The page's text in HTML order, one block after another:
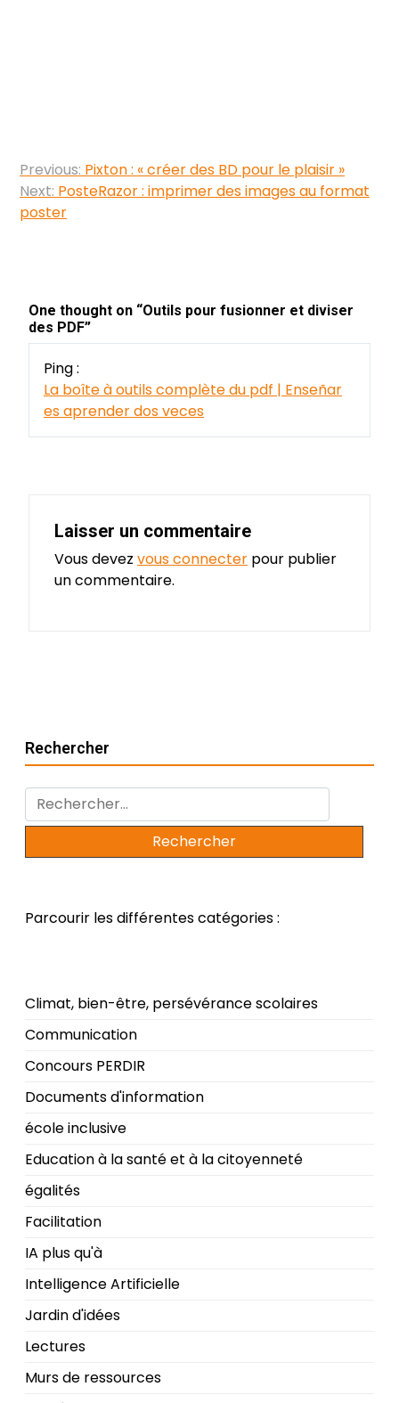
Navigation
de
l’article
Previous: Pixton : « créer des BD pour le plaisir »
Next: PosteRazor : imprimer des images au format
poster
One thought on “Outils pour fusionner et diviser
des PDF”
Ping :
La boîte à outils complète du pdf | Enseñar
es aprender dos veces
Laisser un commentaire
Vous devez vous connecter pour publier
un commentaire.
Rechercher
Rechercher :
Parcourir les différentes catégories :
Climat, bien-être, persévérance scolaires
Communication
Concours PERDIR
Documents d'information
école inclusive
Education à la santé et à la citoyenneté
égalités
Facilitation
IA plus qu'à
Intelligence Artificielle
Jardin d'idées
Lectures
Murs de ressources